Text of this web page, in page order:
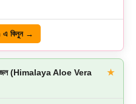
কিনুন →
জেল (Himalaya Aloe Vera
★